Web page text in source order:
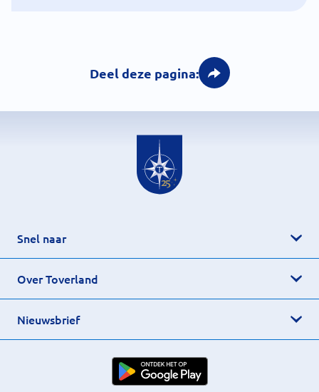
Deel deze pagina:
Snel naar
Over Toverland
Nieuwsbrief